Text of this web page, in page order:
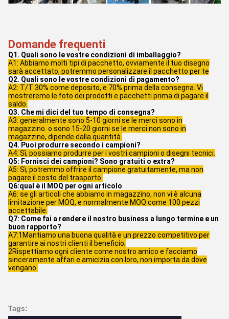
Domande frequenti
Q1. Quali sono le vostre condizioni di imballaggio?
A1: Abbiamo molti tipi di pacchetto, ovviamente il tuo disegno
sarà accettato, potremmo personalizzare il pacchetto per te
Q2. Quali sono le vostre condizioni di pagamento?
A2: T/T 30% come deposito, e 70% prima della consegna. Vi
mostreremo le foto dei prodotti e pacchetti prima di pagare il
saldo.
Q3. Che mi dici del tuo tempo di consegna?
A3: generalmente sono 5-10 giorni se le merci sono in
magazzino. o sono 15-20 giorni se le merci non sono in
magazzino, dipende dalla quantità.
Q4. Puoi produrre secondo i campioni?
A4: Sì, possiamo produrre per i vostri campioni o disegni tecnici.
Q5: Fornisci dei campioni? Sono gratuiti o extra?
A5: Sì, potremmo offrire il campione gratuitamente, ma non
pagare il costo del trasporto.
Q6:qual è il MOQ per ogni articolo
A6: se gli articoli che abbiamo in magazzino, non vi è alcuna
limitazione per MOQ, e normalmente MOQ come 100 pezzi
accettabile.
Q7: Come fai a rendere il nostro business a lungo termine e un
buon rapporto?
A7:1Mantiamo una buona qualità e un prezzo competitivo per
garantire ai nostri clienti il beneficio;
2Rispettiamo ogni cliente come nostro amico e facciamo
sinceramente affari e amicizia con loro, non importa da dove
vengano.
Tags: